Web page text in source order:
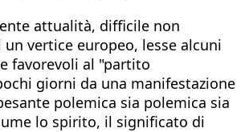
attualità, difficile non
vertice europeo, lesse alcuni
favorevoli al "partito
giorni da una manifestazione
polemica sia polemica sia
lo spirito, il significato di